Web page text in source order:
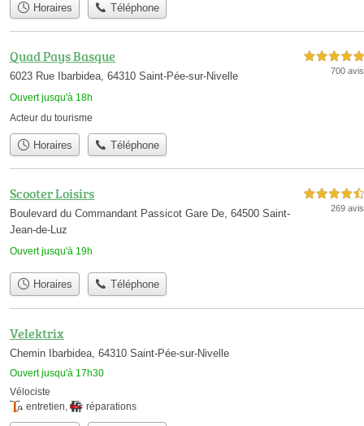
Horaires Téléphone
Quad Pays Basque
6023 Rue Ibarbidea, 64310 Saint-Pée-sur-Nivelle
Ouvert jusqu'à 18h
5,0 étoiles sur 5
700 avis
Acteur du tourisme
Horaires Téléphone
Scooter Loisirs
Boulevard du Commandant Passicot Gare De, 64500 Saint-
Jean-de-Luz
Ouvert jusqu'à 19h
4,5 étoiles sur 5
269 avis
Horaires Téléphone
Velektrix
Chemin Ibarbidea, 64310 Saint-Pée-sur-Nivelle
Ouvert jusqu'à 17h30
Vélociste
entretien
réparations